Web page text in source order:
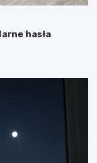
hasła